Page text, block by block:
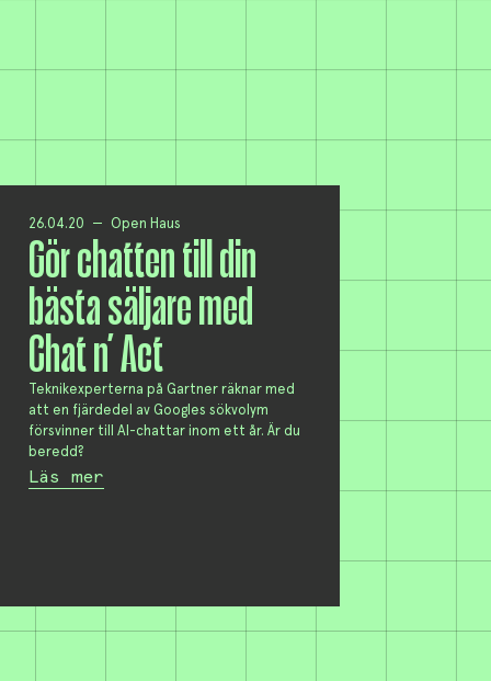
26.04.20 Open Haus
Gör chatten till din
bästa säljare med
Chat n’ Act
Teknikexperterna på Gartner räknar med
att en fjärdedel av Googles sökvolym
försvinner till AI-chattar inom ett år. Är du
beredd?
Läs mer